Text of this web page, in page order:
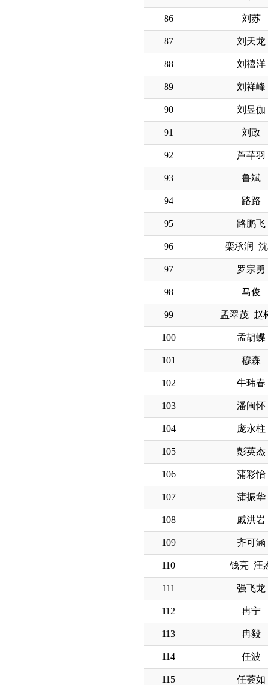
86 刘苏
87 刘天龙
88 刘禧洋
89 刘祥峰
90 刘昱伽
91 刘政
92 芦芊羽
93 鲁斌
94 路路
95 路鹏飞
96 栾承润
97 罗宗勇
98 马俊
99 孟翠茂 赵
100 孟胡蝶
101 穆森
102 牛玮春
103 潘闽怀
104 庞永柱
105 彭英杰
106 蒲彩怡
107 蒲振华
108 戚洪岩
109 齐可涵
110 钱亮 汪
111 强飞龙
112 冉宁
113 冉毅
114 任波
115 任荟如